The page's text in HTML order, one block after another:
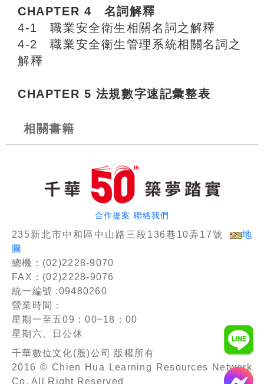
CHAPTER 4 名詞解釋
4-1 職業安全衛生相關名詞之解釋
4-2 職業安全衛生管理系統相關名詞之
解釋
CHAPTER 5 法規數字速記彙整表
相關書籍
合作提案 聯絡我們
235新北市中和區中山路三段136巷10弄17號
地
圖
總機：(02)2228-9070
FAX：(02)2228-9076
統一編號 :09480260
營業時間：
星期一至五09：00~18：00
星期六、日公休
千華數位文化(股)公司 版權所有
2016 © Chien Hua Learning Resources Network
Co. All Right Reserved